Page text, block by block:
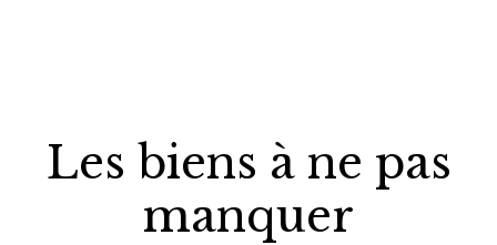
Les biens à ne pas
manquer